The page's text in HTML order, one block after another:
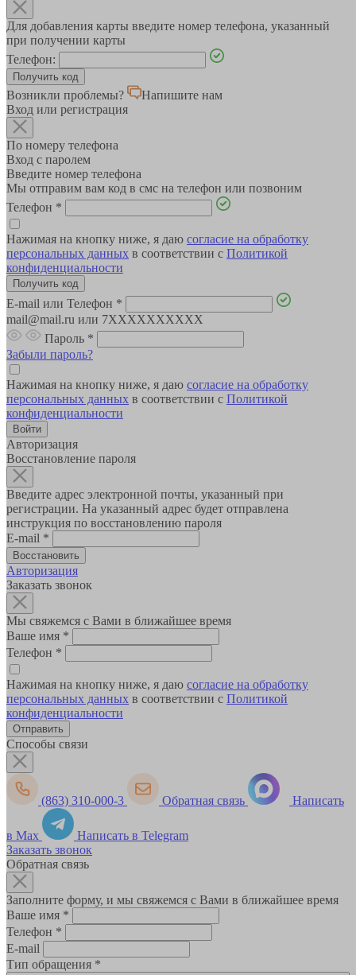
Для добавления карты введите номер телефона, указанный
при получении карты
Телефон:
Возникли проблемы?
Напишите нам
Вход или регистрация
По номеру телефона
Вход с паролем
Введите номер телефона
Мы отправим вам код в смс на телефон или позвоним
Телефон *
Нажимая на кнопку ниже, я даю согласие на обработку
персональных данных в соответствии с Политикой
конфиденциальности
E-mail или Телефон *
mail@mail.ru или 7XXXXXXXXXX
Пароль *
Забыли пароль?
Нажимая на кнопку ниже, я даю согласие на обработку
персональных данных в соответствии с Политикой
конфиденциальности
Авторизация
Восстановление пароля
Введите адрес электронной почты, указанный при
регистрации. На указанный адрес будет отправлена
инструкция по восстановлению пароля
E-mail *
Авторизация
Заказать звонок
Мы свяжемся с Вами в ближайшее время
Ваше имя *
Телефон *
Нажимая на кнопку ниже, я даю согласие на обработку
персональных данных в соответствии с Политикой
конфиденциальности
Способы связи
(863) 310-000-3 Обратная связь Написать
в Max
Написать в Telegram
Заказать звонок
Обратная связь
Заполните форму, и мы свяжемся с Вами в ближайшее время
Ваше имя *
Телефон *
E-mail
Тип обращения *